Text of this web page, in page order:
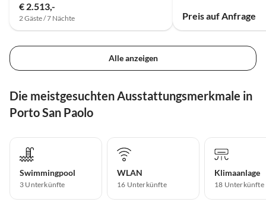
€ 2.513,-
2 Gäste / 7 Nächte Preis auf Anfrage
Alle anzeigen
Die meistgesuchten Ausstattungsmerkmale in
Porto San Paolo
Swimmingpool
3 Unterkünfte
WLAN
16 Unterkünfte
Klimaanlage
18 Unterkünfte